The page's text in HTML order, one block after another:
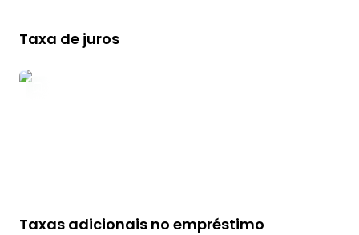
Taxa de juros
Taxas adicionais no empréstimo